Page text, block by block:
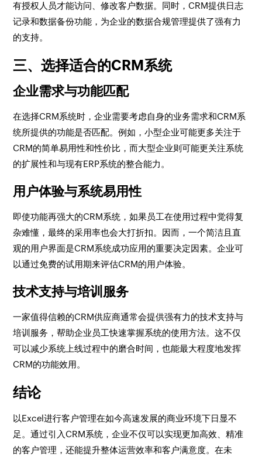
有授权人员才能访问、修改客户数据。同时，CRM提供日志
记录和数据备份功能，为企业的数据合规管理提供了强有力
的支持。
三、选择适合的CRM系统
企业需求与功能匹配
在选择CRM系统时，企业需要考虑自身的业务需求和CRM系
统所提供的功能是否匹配。例如，小型企业可能更多关注于
CRM的简单易用性和性价比，而大型企业则可能更关注系统
的扩展性和与现有ERP系统的整合能力。
用户体验与系统易用性
即使功能再强大的CRM系统，如果员工在使用过程中觉得复
杂难懂，最终的采用率也会大打折扣。因而，一个简洁且直
观的用户界面是CRM系统成功应用的重要决定因素。企业可
以通过免费的试用期来评估CRM的用户体验。
技术支持与培训服务
一家值得信赖的CRM供应商通常会提供强有力的技术支持与
培训服务，帮助企业员工快速掌握系统的使用方法。这不仅
可以减少系统上线过程中的磨合时间，也能最大程度地发挥
CRM的功能效用。
结论
以Excel进行客户管理在如今高速发展的商业环境下日显不
足。通过引入CRM系统，企业不仅可以实现更加高效、精准
的客户管理，还能提升整体运营效率和客户满意度。在未